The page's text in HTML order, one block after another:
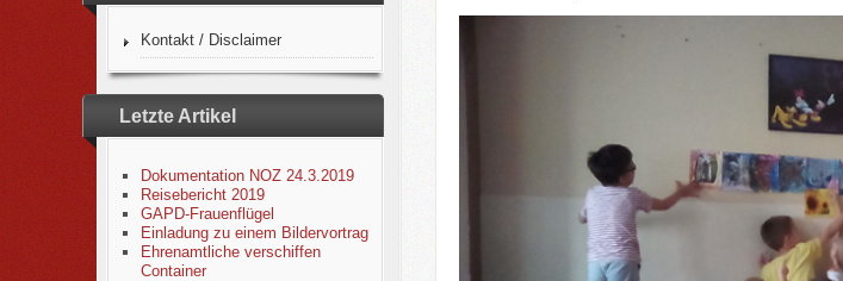
Kontakt / Disclaimer
Letzte Artikel
Dokumentation NOZ 24.3.2019
Reisebericht 2019
GAPD-Frauenflügel
Einladung zu einem Bildervortrag
Ehrenamtliche verschiffen
Container